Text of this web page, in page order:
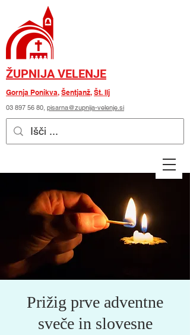
ŽUPNIJA VELENJE
Gornja Ponikva, Šentjanž, Št. Ilj
03 897 56 80, pisarna@zupnija-velenje.si
Prižig prve adventne
sveče in slovesne